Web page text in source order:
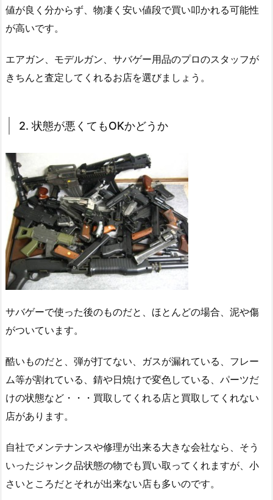
値が良く分からず、物凄く安い値段で買い叩かれる可能性
が高いです。
エアガン、モデルガン、サバゲー用品のプロのスタッフが
きちんと査定してくれるお店を選びましょう。
2. 状態が悪くてもOKかどうか
サバゲーで使った後のものだと、ほとんどの場合、泥や傷
がついています。
酷いものだと、弾が打てない、ガスが漏れている、フレー
ム等が割れている、錆や日焼けで変色している、パーツだ
けの状態など・・・買取してくれる店と買取してくれない
店があります。
自社でメンテナンスや修理が出来る大きな会社なら、そう
いったジャンク品状態の物でも買い取ってくれますが、小
さいところだとそれが出来ない店も多いのです。